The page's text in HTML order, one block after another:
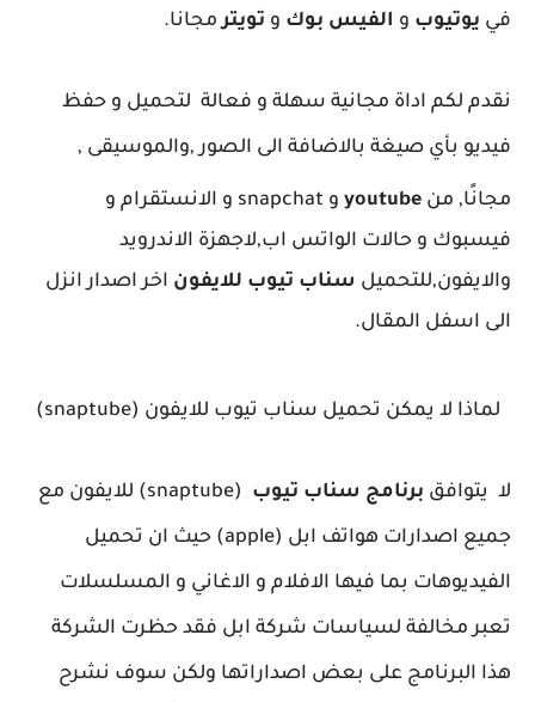
في يوتيوب و الفيس بوك و تويترمجانا.
نقدم لكم اداة مجانية سهلة و فعالة لتحميل و حفظ
فيديو بأي صيغة بالاضافة الى الصور,والموسيقى ,
مجانًا, من youtube
و snapchat و الانستقرام و
فيسبوك و حالات الواتس اب,لاجهزة الاندرويد
والايفون,للتحميل سناب تيوب للايفون اخر اصدار انزل
الى اسفل المقال.
لماذا لا يمكن تحميل سناب تيوب للايفون (snaptube)
لا يتوافق برنامج سناب تيوب (snaptube) للايفون مع
جميع اصدارات هواتف ابل (apple ( حيث ان تحميل
الفيديوهات بما فيها الافلام و الاغاني و المسلسلات
تعبر مخالفة لسياسات شركة ابل فقد حظرت الشركة
هذا البرنامج على بعض اصداراتها ولكن سوف نشرح